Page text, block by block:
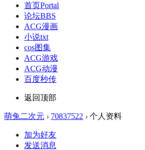
首页Portal
论坛BBS
ACG漫画
小说txt
cos图集
ACG游戏
ACG动漫
百度秒传
返回顶部
萌兔二次元 › 70837522 › 个人资料
加为好友
发送消息